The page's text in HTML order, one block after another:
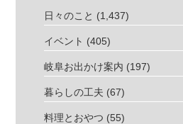
日々のこと (1,437)
イベント (405)
岐阜お出かけ案内 (197)
暮らしの工夫 (67)
料理とおやつ (55)